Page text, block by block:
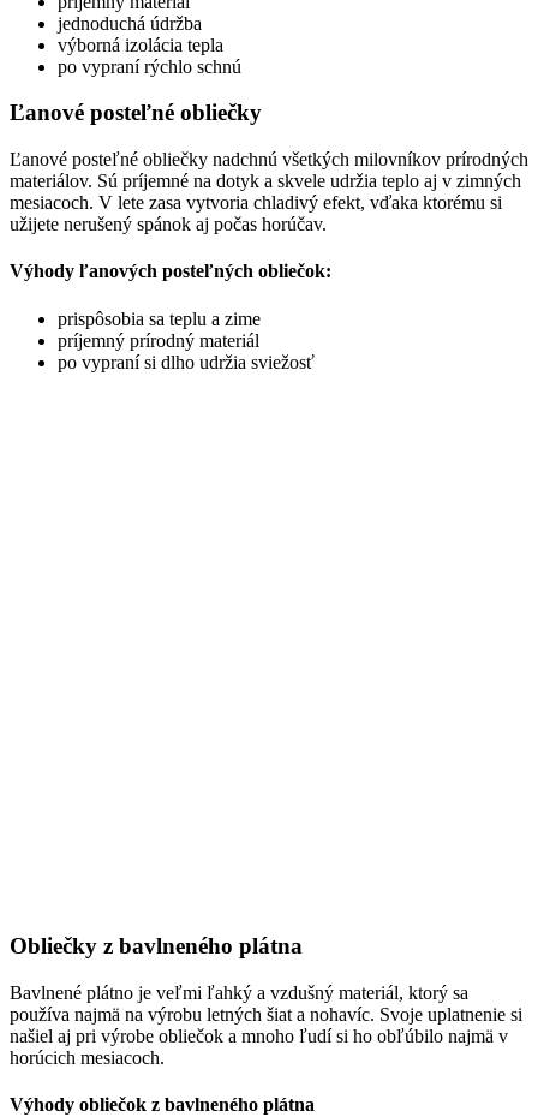
jednoduchá údržba
výborná izolácia tepla
po vypraní rýchlo schnú
Ľanové posteľné obliečky
Ľanové posteľné obliečky nadchnú všetkých milovníkov prírodných
materiálov. Sú príjemné na dotyk a skvele udržia teplo aj v zimných
mesiacoch. V lete zasa vytvoria chladivý efekt, vďaka ktorému si
užijete nerušený spánok aj počas horúčav.
Výhody ľanových posteľných obliečok:
prispôsobia sa teplu a zime
príjemný prírodný materiál
po vypraní si dlho udržia sviežosť
Obliečky z bavlneného plátna
Bavlnené plátno je veľmi ľahký a vzdušný materiál, ktorý sa
používa najmä na výrobu letných šiat a nohavíc. Svoje uplatnenie si
našiel aj pri výrobe obliečok a mnoho ľudí si ho obľúbilo najmä v
horúcich mesiacoch.
Výhody obliečok z bavlneného plátna